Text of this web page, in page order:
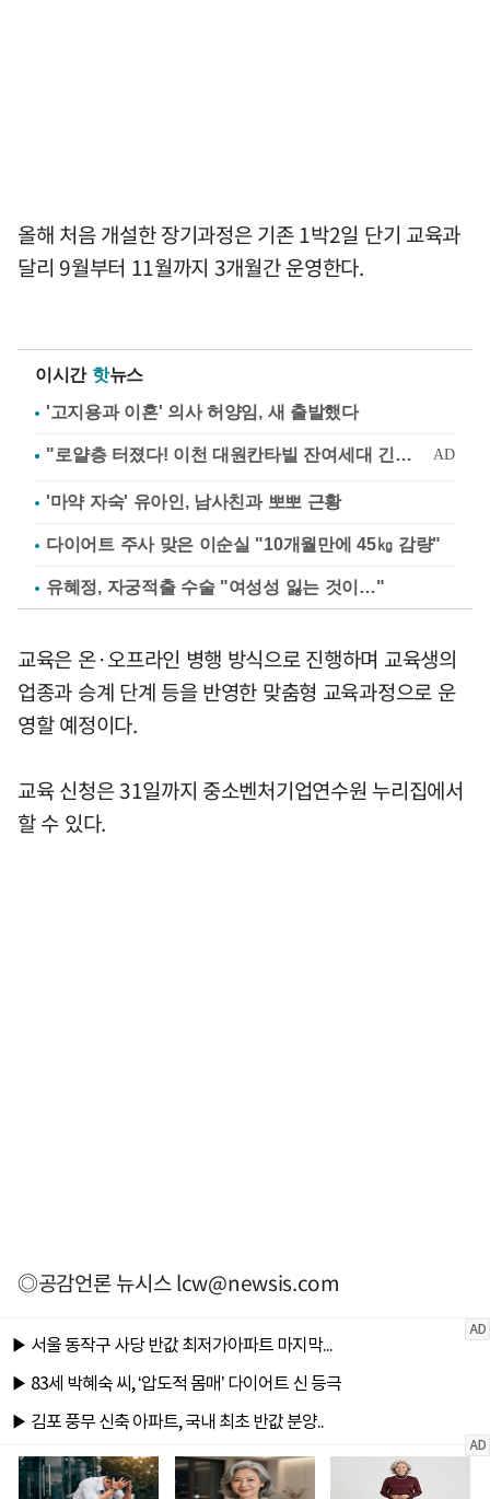
올해 처음 개설한 장기과정은 기존 1박2일 단기 교육과
달리 9월부터 11월까지 3개월간 운영한다.
이시간 핫뉴스
'고지용과 이혼' 의사 허양임, 새 출발했다
'마약 자숙' 유아인, 남사친과 뽀뽀 근황
다이어트 주사 맞은 이순실 "10개월만에 45㎏ 감량"
유혜정, 자궁적출 수술 "여성성 잃는 것이…"
교육은 온·오프라인 병행 방식으로 진행하며 교육생의
업종과 승계 단계 등을 반영한 맞춤형 교육과정으로 운
영할 예정이다.
교육 신청은 31일까지 중소벤처기업연수원 누리집에서
할 수 있다.
◎공감언론 뉴시스lcw@newsis.com